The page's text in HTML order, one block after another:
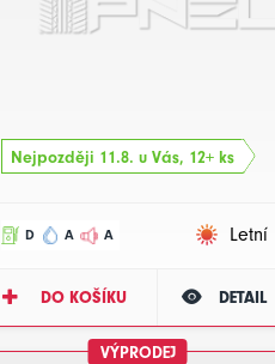
Nejpozději 11.8. u Vás, 12+ ks
D A A Letní
DO KOŠÍKU DETAIL
VÝPRODEJ